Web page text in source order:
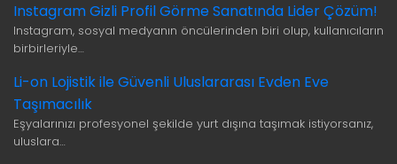
Instagram Gizli Profil Görme Sanatında Lider Çözüm!
Instagram, sosyal medyanın öncülerinden biri olup, kullanıcıların
birbirleriyle…
Li-on Lojistik ile Güvenli Uluslararası Evden Eve
Taşımacılık
Eşyalarınızı profesyonel şekilde yurt dışına taşımak istiyorsanız,
uluslara…